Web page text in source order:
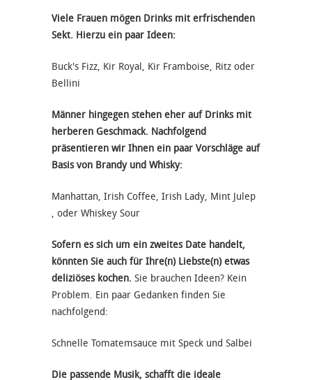
Viele Frauen mögen Drinks mit erfrischenden
Sekt. Hierzu ein paar Ideen:
Buck's Fizz, Kir Royal, Kir Framboise, Ritz oder
Bellini
Männer hingegen stehen eher auf Drinks mit
herberen Geschmack. Nachfolgend
präsentieren wir Ihnen ein paar Vorschläge auf
Basis von Brandy und Whisky:
Manhattan, Irish Coffee, Irish Lady, Mint Julep
, oder Whiskey Sour
Sofern es sich um ein zweites Date handelt,
könnten Sie auch für Ihre(n) Liebste(n) etwas
deliziöses kochen. Sie brauchen Ideen? Kein
Problem. Ein paar Gedanken finden Sie
nachfolgend:
Schnelle Tomatemsauce mit Speck und Salbei
Die passende Musik, schafft die ideale